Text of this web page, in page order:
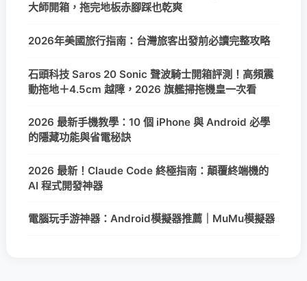
大師開箱，拖完地板赤腳踩也乾爽
2026年美國旅行指南：台灣旅客出發前必讀完整攻略
石頭科技 Saros 20 Sonic 聲波騎士開箱評測！高頻震
動拖地＋4.5cm 越障，2026 旗艦掃拖機皇一次看
2026 最新手機教學：10 個 iPhone 與 Android 必學
的隱藏功能與省電秘訣
2026 最新！Claude Code 終極指南：顛覆終端機的
AI 程式開發神器
電腦玩手游神器：Android模擬器推薦｜MuMu模擬器